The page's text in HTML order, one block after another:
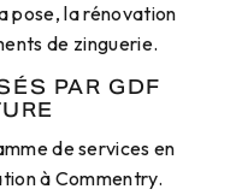
pose, la rénovation
de zinguerie.
PAR GDF
de services en
à Commentry.